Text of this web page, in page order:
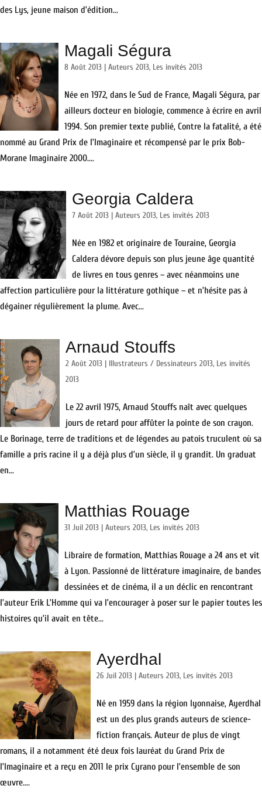
des Lys, jeune maison d’édition...
Magali Ségura
8 Août 2013 |Auteurs 2013, Les invités 2013
Née en 1972, dans le Sud de France, Magali Ségura, par
ailleurs docteur en biologie, commence à écrire en avril
1994. Son premier texte publié, Contre la fatalité, a été
nommé au Grand Prix de l’Imaginaire et récompensé par le prix Bob-
Morane Imaginaire 2000....
Georgia Caldera
7 Août 2013| Auteurs 2013, Les invités 2013
Née en 1982 et originaire de Touraine, Georgia
Caldera dévore depuis son plus jeune âge quantité
de livres en tous genres – avec néanmoins une
affection particulière pour la littérature gothique – et n’hésite pas à
dégainer régulièrement la plume. Avec...
Arnaud Stouffs
2 Août 2013 | Illustrateurs / Dessinateurs 2013, Les invités
2013
Le 22 avril 1975, Arnaud Stouffs naît avec quelques
jours de retard pour affûter la pointe de son crayon.
Le Borinage, terre de traditions et de légendes au patois truculent où sa
famille a pris racine il y a déjà plus d’un siècle, il y grandit. Un graduat
en...
Matthias Rouage
31 Juil 2013 | Auteurs 2013, Les invités 2013
Libraire de formation, Matthias Rouage a 24 ans et vit
à Lyon. Passionné de littérature imaginaire, de bandes
dessinées et de cinéma, il a un déclic en rencontrant
l’auteur Erik L’Homme qui va l’encourager à poser sur le papier toutes les
histoires qu’il avait en tête...
Ayerdhal
26 Juil 2013| Auteurs 2013, Les invités 2013
Né en 1959 dans la région lyonnaise, Ayerdhal
est un des plus grands auteurs de science-
fiction français. Auteur de plus de vingt
romans, il a notamment été deux fois lauréat du Grand Prix de
l’Imaginaire et a reçu en 2011 le prix Cyrano pour l’ensemble de son
œuvre....